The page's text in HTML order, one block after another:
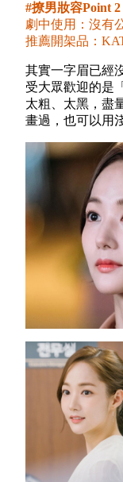
#撩男妝容Point
劇中使用：沒有
推薦開架品：
其實一字眉已經
受大眾歡迎的是
太粗、太黑，盡
畫過，也可以用